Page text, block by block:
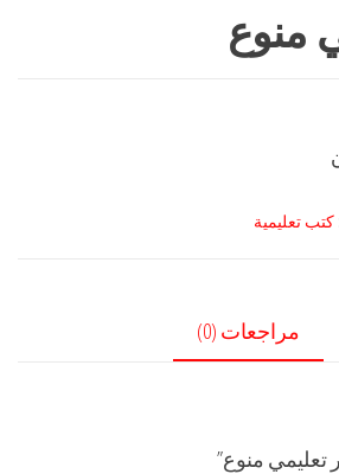
منوع
كتب تعليمية
مراجعات (0)
تعليمي منوع”